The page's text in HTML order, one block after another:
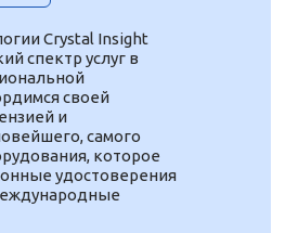
Crystal Insight
спектр услуг в
своей
и
самого
которое
удостоверения